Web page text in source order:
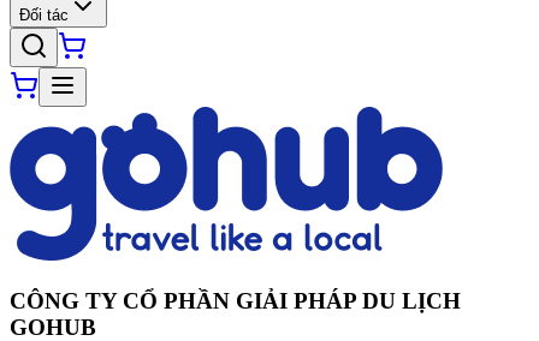
Đối tác
CÔNG TY CỔ PHẦN GIẢI PHÁP DU LỊCH
GOHUB